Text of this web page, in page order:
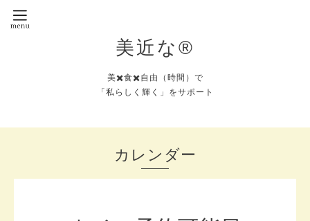
美近な®︎
美✖️食✖️自由（時間）で
「私らしく輝く」をサポート
カレンダー